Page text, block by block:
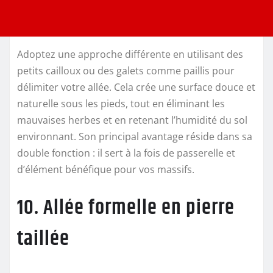
Adoptez une approche différente en utilisant des
petits cailloux ou des galets comme paillis pour
délimiter votre allée. Cela crée une surface douce et
naturelle sous les pieds, tout en éliminant les
mauvaises herbes et en retenant l’humidité du sol
environnant. Son principal avantage réside dans sa
double fonction : il sert à la fois de passerelle et
d’élément bénéfique pour vos massifs.
10. Allée formelle en pierre
taillée